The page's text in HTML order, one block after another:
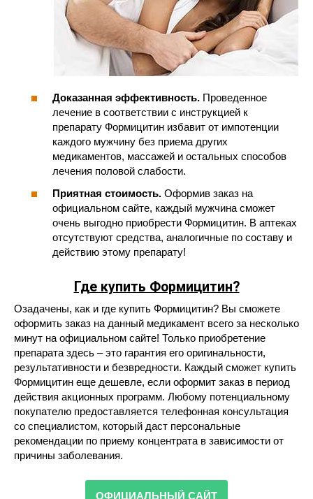
Доказанная эффективность. Проведенное
лечение в соответствии с инструкцией к
препарату Формицитин избавит от импотенции
каждого мужчину без приема других
медикаментов, массажей и остальных способов
лечения половой слабости.
Приятная стоимость. Оформив заказ на
официальном сайте, каждый мужчина сможет
очень выгодно приобрести Формицитин. В аптеках
отсутствуют средства, аналогичные по составу и
действию этому препарату!
Где купить Формицитин?
Озадачены, как и где купить Формицитин? Вы сможете
оформить заказ на данный медикамент всего за несколько
минут на официальном сайте! Только приобретение
препарата здесь – это гарантия его оригинальности,
результативности и безвредности. Каждый сможет купить
Формицитин еще дешевле, если оформит заказ в период
действия акционных программ. Любому потенциальному
покупателю предоставляется телефонная консультация
со специалистом, который даст персональные
рекомендации по приему концентрата в зависимости от
причины заболевания.
ОФИЦИАЛЬНЫЙ САЙТ